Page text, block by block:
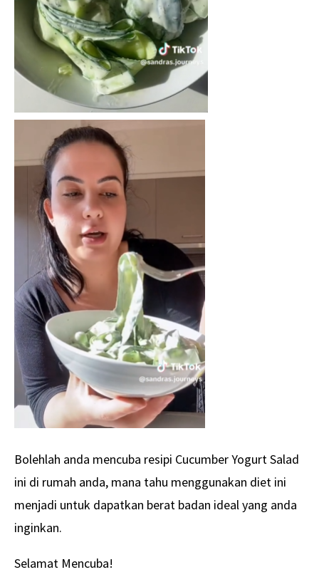
Bolehlah anda mencuba resipi Cucumber Yogurt Salad
ini di rumah anda, mana tahu menggunakan diet ini
menjadi untuk dapatkan berat badan ideal yang anda
inginkan.
Selamat Mencuba!